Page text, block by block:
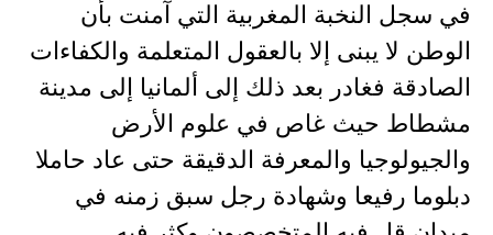
في سجل النخبة المغربية التي آمنت بأن
الوطن لا يبنى إلا بالعقول المتعلمة والكفاءات
الصادقة فغادر بعد ذلك إلى ألمانيا إلى مدينة
مشطاط حيث غاص في علوم الأرض
والجيولوجيا والمعرفة الدقيقة حتى عاد حاملا
دبلوما رفيعا وشهادة رجل سبق زمنه في